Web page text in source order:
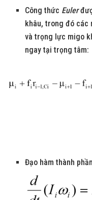
Công thức Euler
khâu, trong đó các
và trọng lực migo
ngay tại trọng tâm:
Đạo hàm thành